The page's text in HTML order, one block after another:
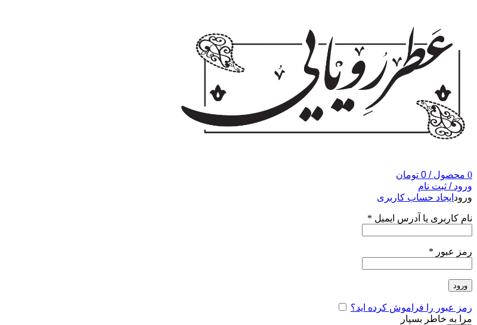
0 محصول /
0 تومان
ورود / ثبت نام
ورود ایجاد حساب کاربری
نام کاربری یا آدرس ایمیل *
رمز عبور *
ورود
رمز عبور را فراموش کرده اید؟
مرا به خاطر بسپار